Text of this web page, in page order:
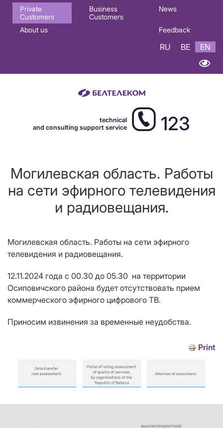
Основная
навигация
Private
Customers
Business
Customers
News
About us Feedback
RU BE EN
technical
and consulting support service
123
Могилевская область. Работы
на сети эфирного телевидения
и радиовещания.
Могилевская область. Работы на сети эфирного
телевидения и радиовещания.
12.11.2024 года с 00.30 до 05.30 на территории
Осиповичского района будет отсутствовать прием
коммерческого эфирного цифрового ТВ.
Приносим извинения за временные неудобства.
Print